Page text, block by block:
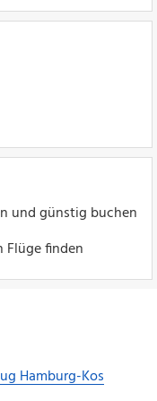
und günstig buchen
Flüge finden
Hamburg-Kos